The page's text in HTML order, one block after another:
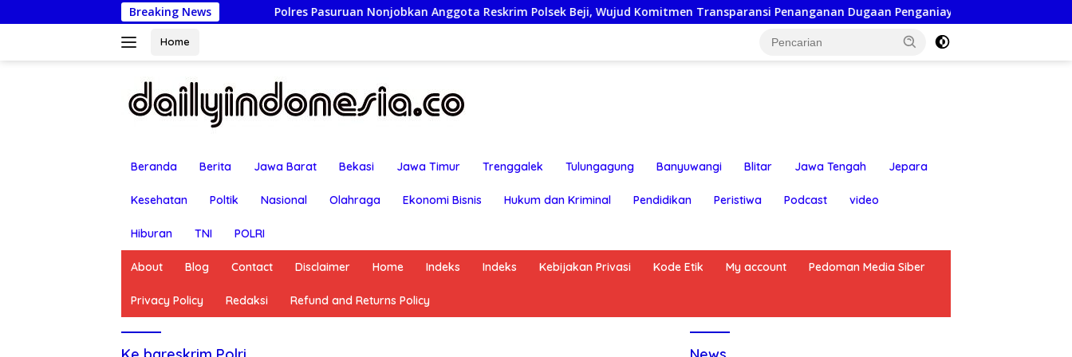
ke
Breaking NewsPolres Pasuruan Nonjobkan Anggota Reskrim Polsek Beji, Wujud Komitmen Transparansi Penanganan Dugaan Penganiayaan Ketua Persatuan
Home
Beranda Berita Jawa Barat Bekasi Jawa Timur Trenggalek Tulungagung Banyuwangi Blitar Jawa Tengah Jepara
Kesehatan Poltik Nasional Olahraga Ekonomi Bisnis Hukum dan Kriminal Pendidikan Peristiwa Podcast video
Hiburan TNI POLRI
About Blog Contact Disclaimer Home Indeks Indeks Kebijakan Privasi Kode Etik My account Pedoman Media Siber
Privacy Policy Redaksi Refund and Returns Policy